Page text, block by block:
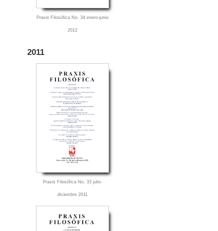
Praxis Filosófica No. 34 enero-junio
2012
2011
Praxis Filosófica No. 33 julio-
diciembre 2011